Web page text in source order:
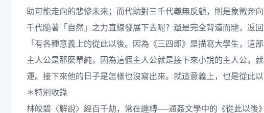
助可能走向的悲慘未來；而代助對三千代義無反顧，則是象徵
千代隨著「自然」之力直線發展下去呢？還是完全背道而馳，返回
「有各種意義上的從此以後。因為《三四郎》是描寫大學生，
主人公是那麼單純，因為這個主人公就是接下來小說的主人公，
運。接下來他的日子是怎樣也沒寫出來。就這意義上，也是從此
＊特別收錄
林皎碧〈解說〉經百千劫，常在纏縛──通姦文學中的《從此以後》